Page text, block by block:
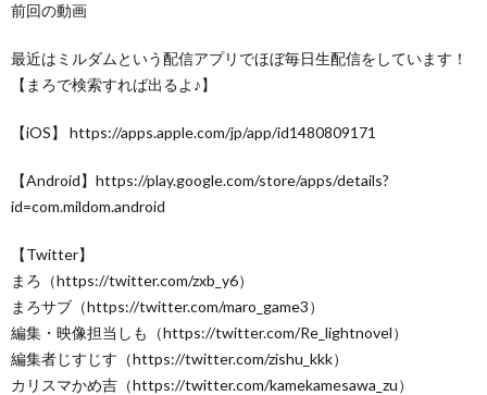
前回の動画
最近はミルダムという配信アプリでほぼ毎日生配信をしています！
【まろで検索すれば出るよ♪】
【iOS】 https://apps.apple.com/jp/app/id1480809171
【Android】https://play.google.com/store/apps/details?
id=com.mildom.android
【Twitter】
まろ（https://twitter.com/zxb_y6）
まろサブ（https://twitter.com/maro_game3）
編集・映像担当しも（https://twitter.com/Re_lightnovel）
編集者じすじす（https://twitter.com/zishu_kkk）
カリスマかめ吉（https://twitter.com/kamekamesawa_zu）